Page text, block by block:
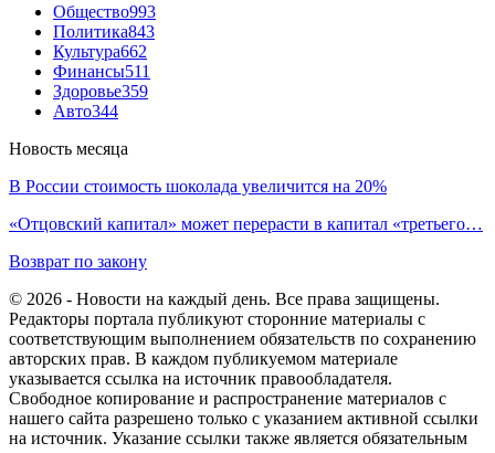
Общество993
Политика843
Культура662
Финансы511
Здоровье359
Авто344
Новость месяца
В России стоимость шоколада увеличится на 20%
«Отцовский капитал» может перерасти в капитал «третьего…
Возврат по закону
© 2026 - Новости на каждый день. Все права защищены.
Редакторы портала публикуют сторонние материалы с
соответствующим выполнением обязательств по сохранению
авторских прав. В каждом публикуемом материале
указывается ссылка на источник правообладателя.
Свободное копирование и распространение материалов с
нашего сайта разрешено только с указанием активной ссылки
на источник. Указание ссылки также является обязательным